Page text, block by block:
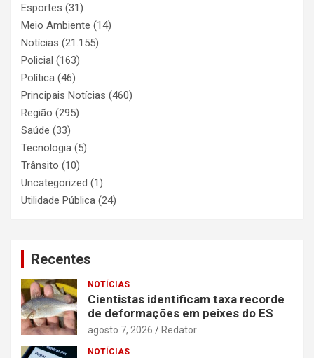
Esportes (31)
Meio Ambiente (14)
Notícias (21.155)
Policial (163)
Política (46)
Principais Notícias (460)
Região (295)
Saúde (33)
Tecnologia (5)
Trânsito (10)
Uncategorized (1)
Utilidade Pública (24)
Recentes
NOTÍCIAS
Cientistas identificam taxa recorde
de deformações em peixes do ES
agosto 7, 2026 Redator
NOTÍCIAS